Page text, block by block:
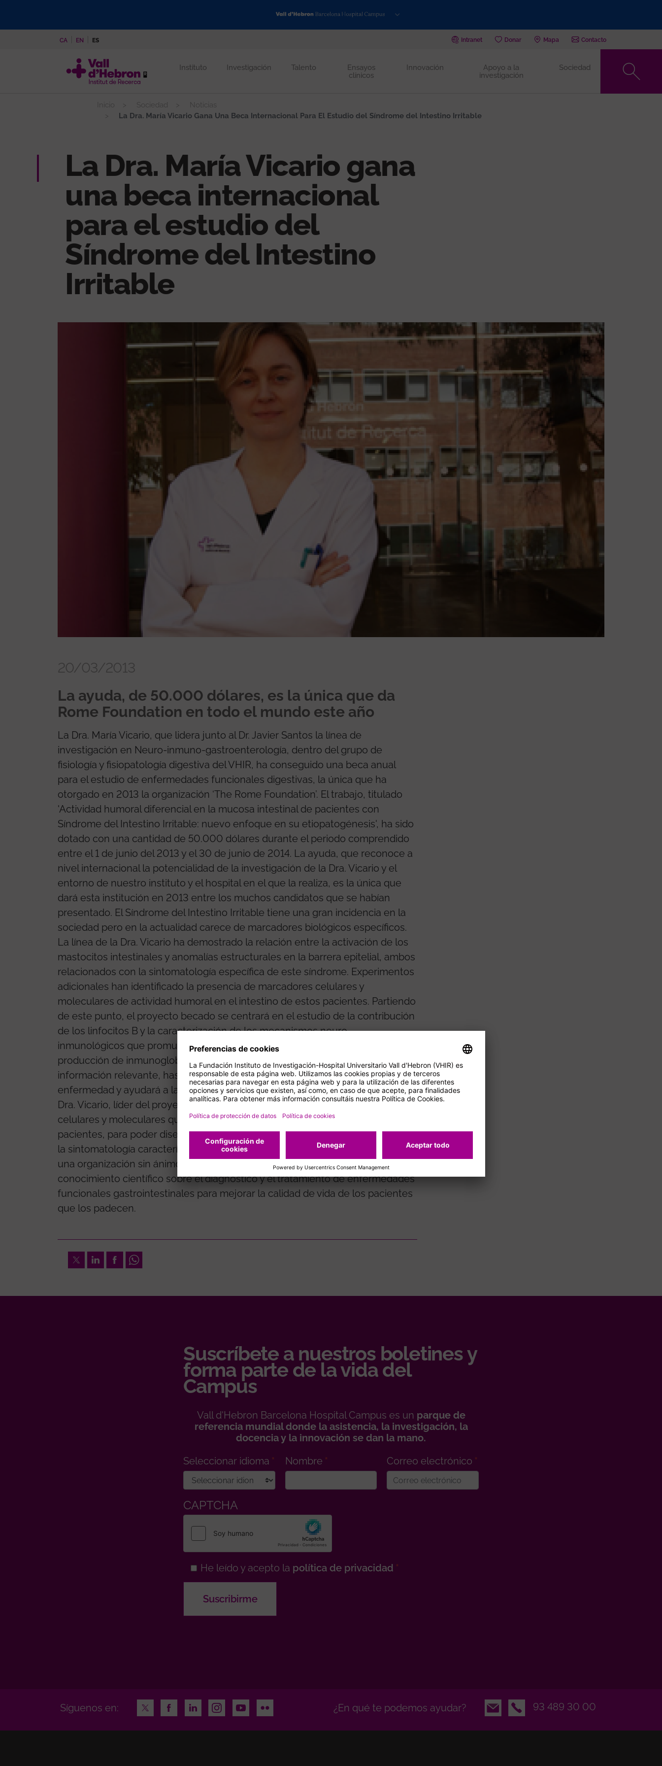
CA EN ES Intranet Donar Mapa Contacto
Instituto Investigación Talento
Ensayos
clínicos
Innovación
Apoyo a la
investigación
Sociedad
Sociedad
Noticias
La Dra. María Vicario Gana Una Beca Internacional Para El Estudio del Síndrome del Intestino Irritable
La Dra. María Vicario gana
una beca internacional
para el estudio del
Síndrome del Intestino
Irritable
20/03/2013
La ayuda, de 50.000 dólares, es la única que da
Rome Foundation en todo el mundo este año
La Dra. María Vicario, que lidera junto al Dr. Javier Santos la línea de
investigación en Neuro-inmuno-gastroenterología, dentro del grupo de
fisiología y fisiopatología digestiva del VHIR, ha conseguido una beca anual
para el estudio de enfermedades funcionales digestivas, la única que ha
otorgado en 2013 la organización ‘The Rome Foundation’. El trabajo, titulado
'Actividad humoral diferencial en la mucosa intestinal de pacientes con
Síndrome del Intestino Irritable: nuevo enfoque en su etiopatogénesis', ha sido
dotado con una cantidad de 50.000 dólares durante el periodo comprendido
entre el 1 de junio del 2013 y el 30 de junio de 2014. La ayuda, que reconoce a
nivel internacional la potencialidad de la investigación de la Dra. Vicario y el
entorno de nuestro instituto y el hospital en el que la realiza, es la única que
dará esta institución en 2013 entre los muchos candidatos que se habían
presentado. El Síndrome del Intestino Irritable tiene una gran incidencia en la
sociedad pero en la actualidad carece de marcadores biológicos específicos.
La línea de la Dra. Vicario ha demostrado la relación entre la activación de los
mastocitos intestinales y anomalías estructurales en la barrera epitelial, ambos
relacionados con la sintomatología específica de este síndrome. Experimentos
adicionales han identificado la presencia de marcadores celulares y
moleculares de actividad humoral en el intestino de estos pacientes. Partiendo
de este punto, el proyecto becado se centrará en el estudio de la contribución
de los linfocitos B y la caracterización de los mecanismos neuro-
inmunológicos que promueven la supervivencia de las células plasmáticas y la
producción de inmunoglobulinas en esta patología.Esta investigación aportará
información relevante, hasta ahora desconocida, sobre la fisiopatología de la
enfermedad y ayudará a la identificación de marcadores biológicos. Según la
Dra. Vicario, líder del proyecto, "nuestro objetivo es identificar los mecanismos
celulares y moleculares que subyacen a la disfunción intestinal en estos
pacientes, para poder diseñar estrategias terapéuticas eficaces que reviertan
la sintomatología característica de esta patología".'The Rome Foundation’ es
una organización sin ánimo de lucro que apoya actividades destinadas al
conocimiento científico sobre el diagnóstico y el tratamiento de enfermedades
funcionales gastrointestinales para mejorar la calidad de vida de los pacientes
que los padecen.
TwitterLinkedInFacebookWhatsapp
Suscríbete a nuestros boletines y
forma parte de la vida del
Campus
Vall d'Hebron Barcelona Hospital Campus es un parque de
referencia mundial donde la asistencia, la investigación, la
docencia y la innovación se dan la mano.
Seleccionar idioma
Nombre Correo electrónico
CAPTCHA
He leído y acepto la política de privacidad
Síguenos en: TwitterFacebookLinkedInInstagramYoutube
Flickr ¿En qué te podemos ayudar? Email 93 489 30 00